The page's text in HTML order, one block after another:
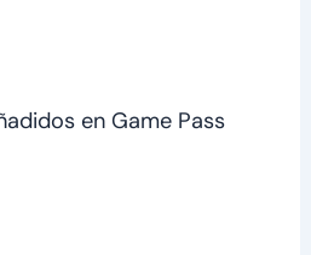
en Game Pass